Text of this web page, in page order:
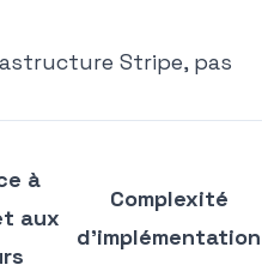
Stripe, pas
à
aux
Complexité
d'implémentation